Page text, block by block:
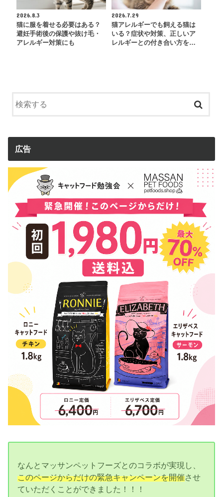
2026.8.3
猫に服を着せる必要はある？
避妊手術後の保護や抜け毛・
アレルギー対策にも
2026.7.29
猫アレルギーでも飼える猫は
いる？症状や対策、正しいア
レルギーとの付き合い方を…
広告
なんとマッサンペットフーズとのコラボが実現し、
このページからだけの緊急キャンペーンを開催させ
ていただくことができました！！！